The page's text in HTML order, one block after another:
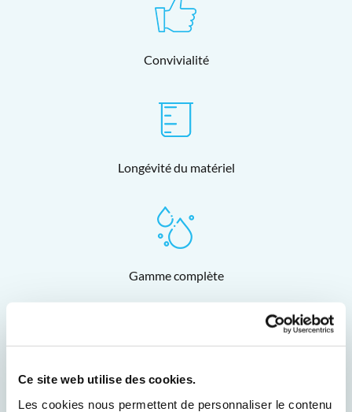
Ce site web utilise des cookies.
Les cookies nous permettent de personnaliser le contenu
Convivialité
Longévité du matériel
Gamme complète